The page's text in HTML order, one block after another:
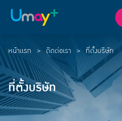
หน้าแรก ติดต่อเรา ที่ตั้งบริษัท
ที่ตั้งบริษัท